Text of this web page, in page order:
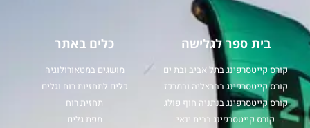
בית ספר לגלישה
קורס קייטסרפינג בתל אביב ובת ים
קורס קייטסרפינג בהרצליה ובמרכז
קורס קייטסרפינג בנתניה חוף פולג
קורס קייטסרפינג בבית ינאי
כלים באתר
מושגים במטאורולוגיה
כלים לתחזיות רוח וגלים
תחזית רוח
מפת גלים